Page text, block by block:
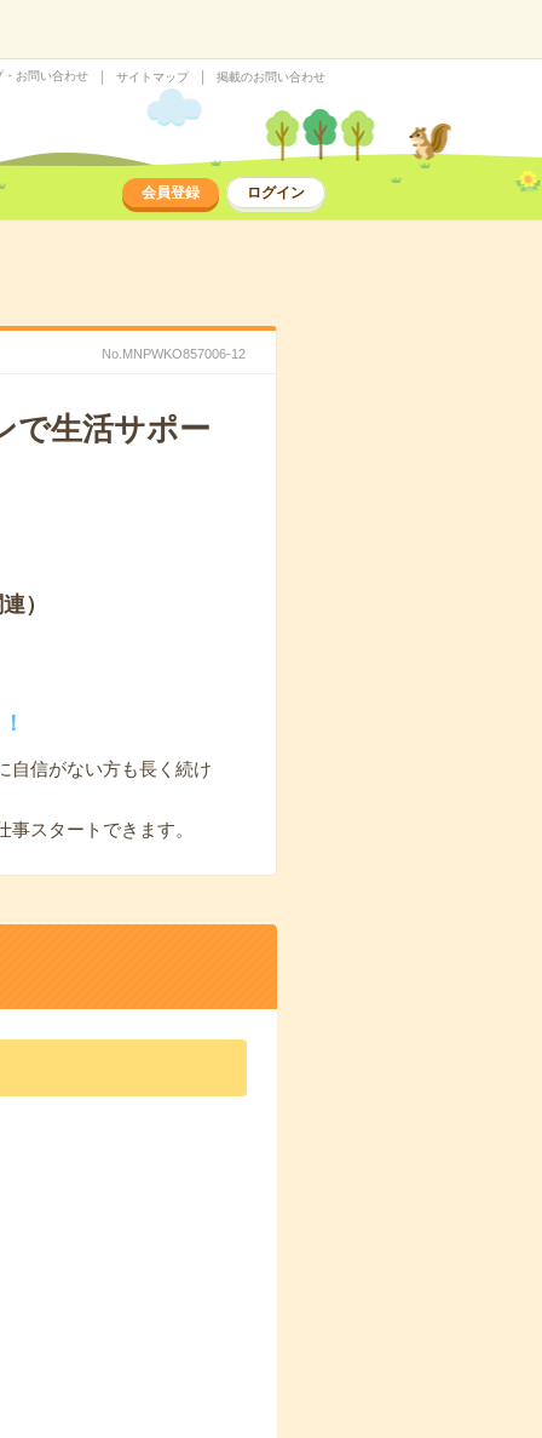
・お問い合わせ サイトマップ 掲載のお問い合わせ
会員登録 ログイン
No.MNPWKO857006-12
で生活サポー
）
自信がない方も長く続け
スタートできます。